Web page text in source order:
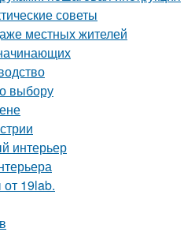
советы
местных жителей
выбору
интерьер
19lab.